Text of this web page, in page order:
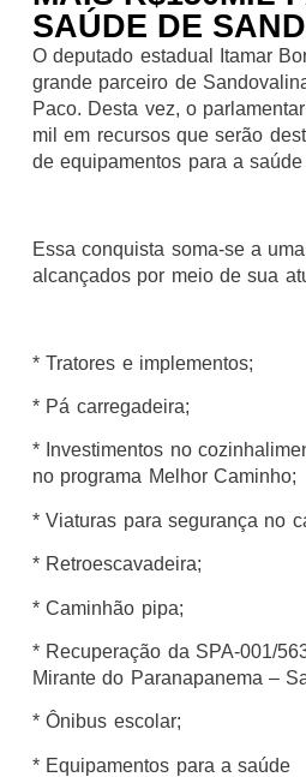
SAÚDE DE
O deputado estadual Itamar
grande parceiro de
Paco. Desta vez, o
mil em recursos que serão
de equipamentos para a
Essa conquista soma-se a
alcançados por meio de sua
* Tratores e implementos;
* Pá carregadeira;
* Investimentos no
no programa Melhor Caminho;
* Viaturas para segurança no
* Retroescavadeira;
* Caminhão pipa;
* Recuperação da SPA-001/
Mirante do Paranapanema –
* Ônibus escolar;
* Equipamentos para a saúde